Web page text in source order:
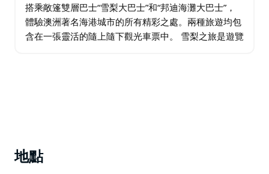
搭乘敞篷雙層巴士“雪梨大巴士”和“邦迪海灘大巴士”，
體驗澳洲著名海港城市的所有精彩之處。兩種旅遊均包
含在一張靈活的隨上隨下觀光車票中。 雪梨之旅是遊覽
地點